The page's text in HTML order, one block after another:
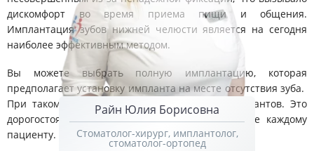
Райн Юлия Борисовна
Стоматолог-хирург, имплантолог,
стоматолог-ортопед
дискомфорт во время приема пищи и общения.
Имплантация зубов нижней челюсти является на сегодня
наиболее эффективным методом.
Вы можете выбрать полную имплантацию, которая
предполагает установку импланта на месте отсутствия зуба.
При таком методе устанавливается до 14 имплантов. Это
дорогостоящая процедура и подходит далеко не каждому
пациенту.